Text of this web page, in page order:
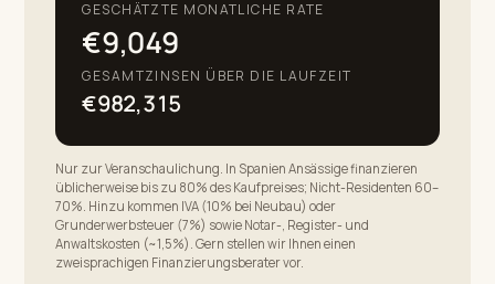
GESCHÄTZTE MONATLICHE RATE
€9,049
GESAMTZINSEN ÜBER DIE LAUFZEIT
€982,315
Nur zur Veranschaulichung. In Spanien Ansässige finanzieren
üblicherweise bis zu 80% des Kaufpreises; Nicht-Residenten 60–
70%. Hinzu kommen IVA (10% bei Neubau) oder
Grunderwerbsteuer (7%) sowie Notar-, Register- und
Anwaltskosten (~1,5%). Gern stellen wir Ihnen einen
zweisprachigen Finanzierungsberater vor.